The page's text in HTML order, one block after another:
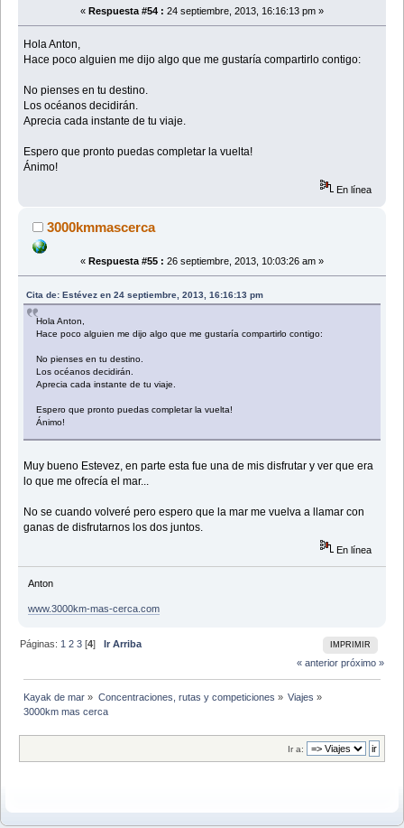
« Respuesta #54 : 24 septiembre, 2013, 16:16:13 pm »
Hola Anton,
Hace poco alguien me dijo algo que me gustaría compartirlo contigo:
No pienses en tu destino.
Los océanos decidirán.
Aprecia cada instante de tu viaje.
Espero que pronto puedas completar la vuelta!
Ánimo!
En línea
3000kmmascerca
« Respuesta #55 : 26 septiembre, 2013, 10:03:26 am »
Cita de: Estévez en 24 septiembre, 2013, 16:16:13 pm
Hola Anton,
Hace poco alguien me dijo algo que me gustaría compartirlo contigo:
No pienses en tu destino.
Los océanos decidirán.
Aprecia cada instante de tu viaje.
Espero que pronto puedas completar la vuelta!
Ánimo!
Muy bueno Estevez, en parte esta fue una de mis disfrutar y ver que era
lo que me ofrecía el mar...
No se cuando volveré pero espero que la mar me vuelva a llamar con
ganas de disfrutarnos los dos juntos.
En línea
Anton
www.3000km-mas-cerca.com
IMPRIMIR
Páginas: 1 2 3 [4]Ir Arriba
« anterior próximo »
Kayak de mar » Concentraciones, rutas y competiciones » Viajes »
3000km mas cerca
Ir a: